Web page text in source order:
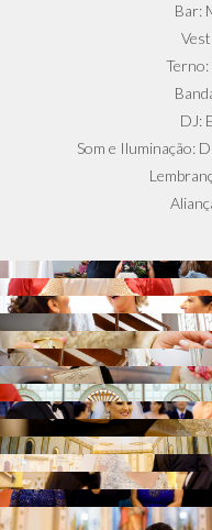
Bar:
Terno:
DJ:
Som e Iluminação: